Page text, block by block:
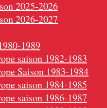
2025-2026
2026-2027
1989
saison 1982-1983
Saison 1983-1984
saison 1984-1985
saison 1986-1987